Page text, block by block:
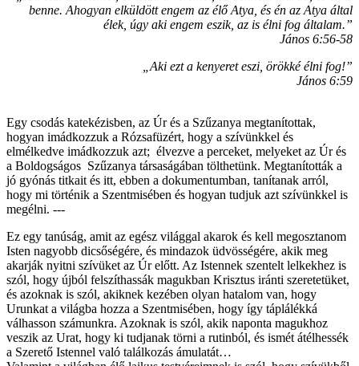
benne. Ahogyan elküldött engem az élő Atya, és én az Atya által
élek, úgy aki engem eszik, az is élni fog általam.”
János 6:56-58
„Aki ezt a kenyeret eszi, örökké élni fog!”
János 6:59
Egy csodás katekézisben, az Úr és a Szűzanya megtanítottak,
hogyan imádkozzuk a Rózsafüzért, hogy a szívünkkel és
elmélkedve imádkozzuk azt; élvezve a perceket, melyeket az Úr és
a Boldogságos Szűzanya társaságában tölthetünk. Megtanították a
jó gyónás titkait és itt, ebben a dokumentumban, tanítanak arról,
hogy mi történik a Szentmisében és hogyan tudjuk azt szívünkkel is
megélni. ---
Ez egy tanúság, amit az egész világgal akarok és kell megosztanom
Isten nagyobb dicsőségére, és mindazok üdvösségére, akik meg
akarják nyitni szívüket az Úr előtt. Az Istennek szentelt lelkekhez is
szól, hogy újból felszíthassák magukban Krisztus iránti szeretetüket,
és azoknak is szól, akiknek kezében olyan hatalom van, hogy
Urunkat a világba hozza a Szentmisében, hogy így táplálékká
válhasson számunkra. Azoknak is szól, akik naponta magukhoz
veszik az Urat, hogy ki tudjanak törni a rutinból, és ismét átélhessék
a Szerető Istennel való találkozás ámulatát…